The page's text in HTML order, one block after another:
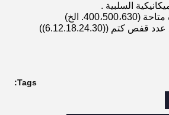
السلبية .
متاحة (400،500،630. الخ)
مضيف mutiple مع عدد قفص كتم ((6.12.18.24.30))
Tags: